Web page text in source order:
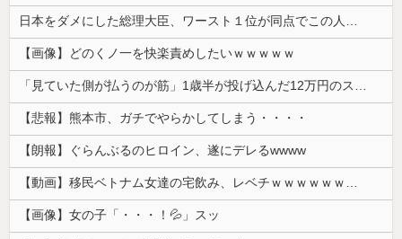
日本をダメにした総理大臣、ワースト１位が同点でこの人ｗｗｗｗｗｗ
【画像】どのくノ一を快楽責めしたいｗｗｗｗｗ
「見ていた側が払うのが筋」1歳半が投げ込んだ12万円のスマホ、半額提示した母親は冷たい？
【悲報】熊本市、ガチでやらかしてしまう・・・・
【朗報】ぐらんぶるのヒロイン、遂にデレるwwww
【動画】移民ベトナム女達の宅飲み、レベチｗｗｗｗｗｗｗｗｗｗｗｗｗｗｗｗｗｗｗｗｗｗｗｗ
【画像】女の子「・・・！💦」スッ